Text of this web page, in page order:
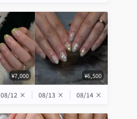
¥7,000 ¥6,500
08/12 × 08/13 × 08/14 ×